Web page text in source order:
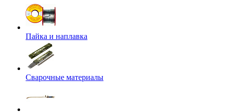
Пайка и наплавка
Сварочные материалы